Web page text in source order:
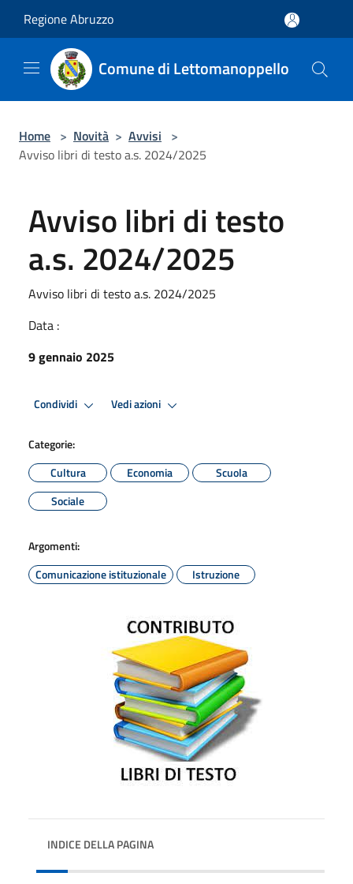
Regione Abruzzo
Comune di Lettomanoppello
Home > Novità > Avvisi >
Avviso libri di testo a.s. 2024/2025
Avviso libri di testo
a.s. 2024/2025
Avviso libri di testo a.s. 2024/2025
Data :
9 gennaio 2025
Condividi Vedi azioni
Categorie:
Cultura
Economia
Scuola
Sociale
Argomenti:
Comunicazione istituzionale
Istruzione
INDICE DELLA PAGINA